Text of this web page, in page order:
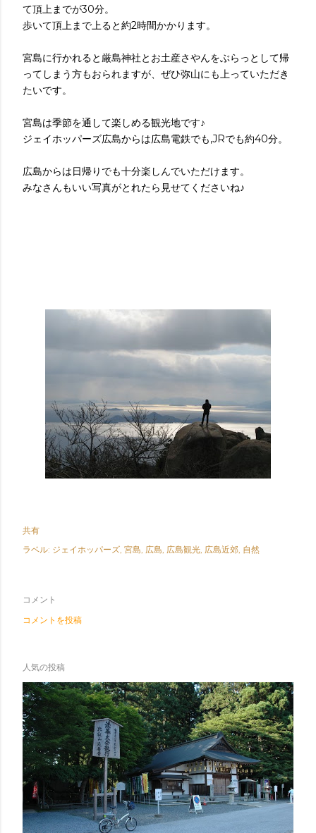
て頂上までが30分。
歩いて頂上まで上ると約2時間かかります。
宮島に行かれると厳島神社とお土産さやんをぶらっとして帰
ってしまう方もおられますが、ぜひ弥山にも上っていただき
たいです。
宮島は季節を通して楽しめる観光地です♪
ジェイホッパーズ広島からは広島電鉄でも,JRでも約40分。
広島からは日帰りでも十分楽しんでいただけます。
みなさんもいい写真がとれたら見せてくださいね♪
共有
ラベル: ジェイホッパーズ 宮島 広島 広島観光 広島近郊 自然
コメント
コメントを投稿
人気の投稿